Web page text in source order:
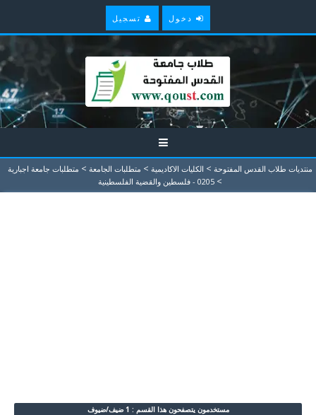
دخول تسجيل
منتديات طلاب القدس المفتوحة > الكليات الاكاديمية > متطلبات الجامعة > متطلبات جامعة اجبارية
> 0205 - فلسطين والقضية الفلسطينية
مستخدمون يتصفحون هذا القسم : 1 ضيف/ضيوف